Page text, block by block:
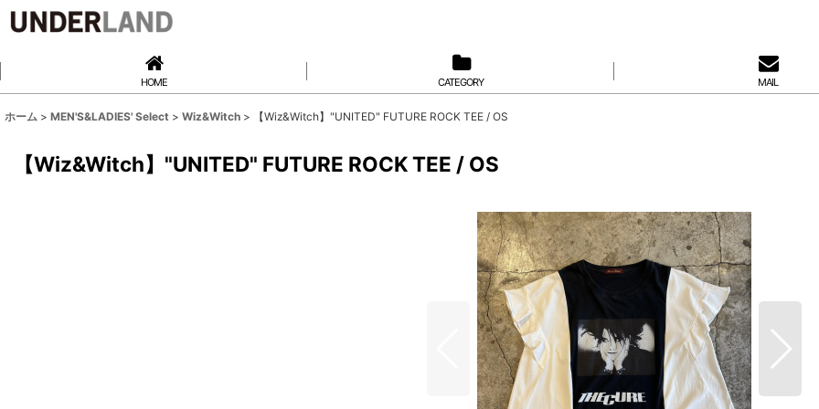
HOME CATEGORY MAIL
ホーム > MEN'S&LADIES' Select > Wiz&Witch > 【Wiz&Witch】"UNITED" FUTURE ROCK TEE / OS
【Wiz&Witch】"UNITED" FUTURE ROCK TEE / OS